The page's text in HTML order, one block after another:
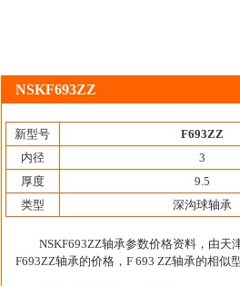
NSKF693ZZ
新型号 F693ZZ
内径
3
厚度
9.5
类型
深沟球轴承
NSKF693ZZ轴承参数价格资料，由天
F693ZZ轴承的价格，F 693 ZZ轴承的相似